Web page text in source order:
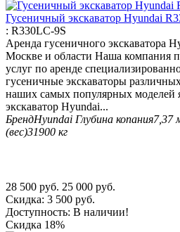
Гусеничный экскаватор Hyundai
: R330LC-9S
Аренда гусеничного экскаватора
Москве и области Наша компания
услуг по аренде
гусеничные экскаваторы
наших самых популярных моделей
экскаватор Hyundai...
БрендHyundai Глубина копания7,37
(вес)31900 кг
28 500 руб. 25 000 руб.
Скидка: 3 500 руб.
Доступность: В наличии!
Скидка 18%